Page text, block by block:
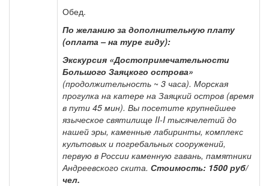
Обед.
По желанию за дополнительную плату
(оплата – на туре гиду):
Экскурсия «Достопримечательности
Большого Заяцкого острова»
(продолжительность ~ 3 часа). Морская
прогулка на катере на Заяцкий остров (время
в пути 45 мин). Вы посетите крупнейшее
языческое святилище II-I тысячелетий до
нашей эры, каменные лабиринты, комплекс
культовых и погребальных сооружений,
первую в России каменную гавань, памятники
Андреевского скита. Стоимость: 1500 руб/
чел.